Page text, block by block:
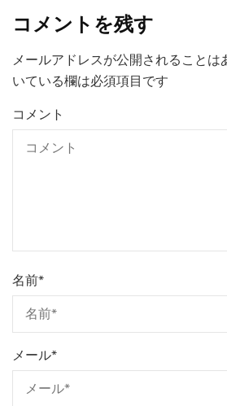
コメントを残す
メールアドレスが公開されることは
いている欄は必須項目です
コメント
名前*
メール*